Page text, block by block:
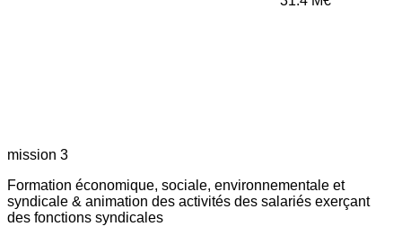
mission 3
Formation économique, sociale, environnementale et
syndicale & animation des activités des salariés exerçant
des fonctions syndicales